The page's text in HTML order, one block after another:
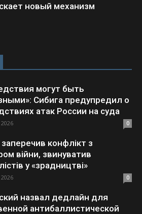
новый механизм
могут быть
Сибига предупредил о
атак России на суда
2026 0
конфлікт з
війни, звинуватив
у «зрадництві»
2026 0
назвал дедлайн для
антибаллистической